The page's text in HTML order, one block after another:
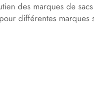
des marques de
différentes marques
que Fuzhou